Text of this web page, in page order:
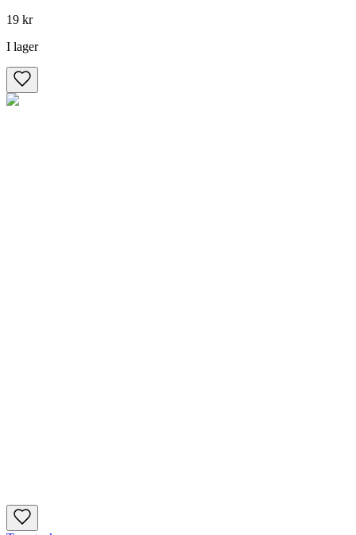
19 kr
I lager